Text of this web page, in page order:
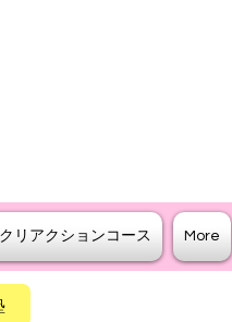
リアクションコース More